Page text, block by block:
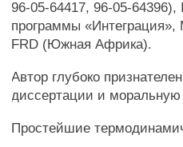
96-05-64417, 96-05-
программы
FRD (Южная Африка).
Автор глубоко
диссертации и моральную
Простейшие